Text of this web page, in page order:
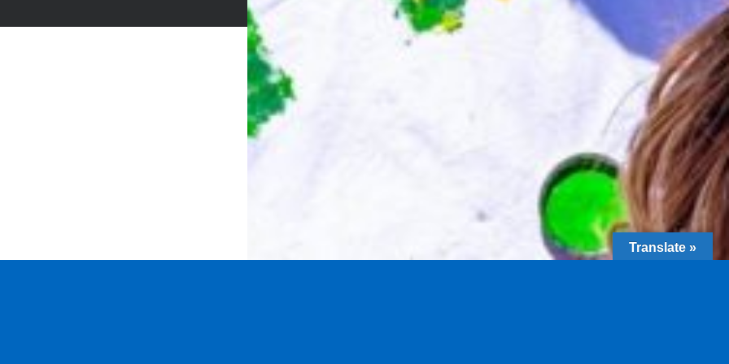
Translate »